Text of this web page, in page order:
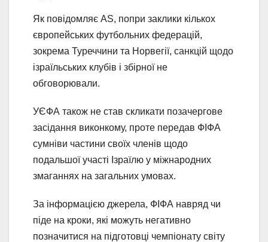
Як повідомляє AS, попри заклики кількох
європейських футбольних федерацій,
зокрема Туреччини та Норвегії, санкцій щодо
ізраїльських клубів і збірної не
обговорювали.
УЄФА також не став скликати позачергове
засідання виконкому, проте передав ФІФА
сумніви частини своїх членів щодо
подальшої участі Ізраїлю у міжнародних
змаганнях на загальних умовах.
За інформацією джерела, ФІФА навряд чи
піде на кроки, які можуть негативно
позначитися на підготовці чемпіонату світу